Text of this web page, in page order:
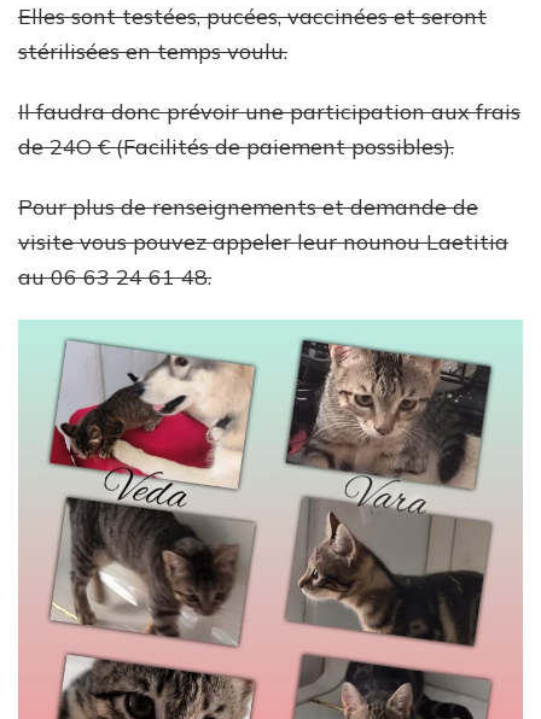
Elles sont testées, pucées, vaccinées et seront
stérilisées en temps voulu.
Il faudra donc prévoir une participation aux frais
de 24O € (Facilités de paiement possibles).
Pour plus de renseignements et demande de
visite vous pouvez appeler leur nounou Laetitia
au 06 63 24 61 48.